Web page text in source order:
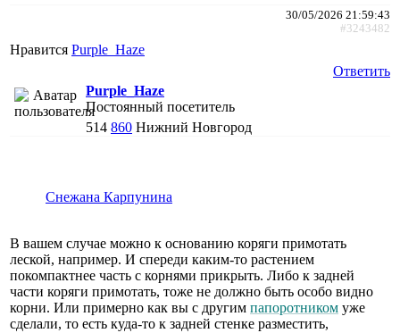
30/05/2026 21:59:43
#3243482
Нравится Purple_Haze
Ответить
Purple_Haze
Постоянный посетитель
514 860 Нижний Новгород
Снежана Карпунина
В вашем случае можно к основанию коряги примотать
леской, например. И спереди каким-то растением
покомпактнее часть с корнями прикрыть. Либо к задней
части коряги примотать, тоже не должно быть особо видно
корни. Или примерно как вы с другим папоротником уже
сделали, то есть куда-то к задней стенке разместить,